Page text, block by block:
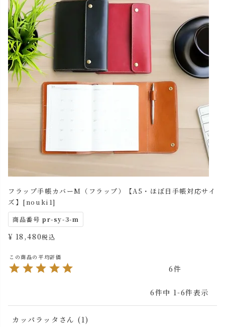
フラップ手帳カバーM（フラップ）【A5・ほぼ日手帳対応サイ
ズ】[nouki1]
商品番号 pr-sy-3-m
¥ 18,480税込
6
6件中 1-6件表示
カッパラッタ 1